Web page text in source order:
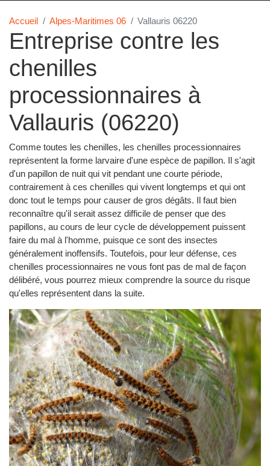
Accueil Alpes-Maritimes 06 Vallauris 06220
Entreprise contre les
chenilles
processionnaires à
Vallauris (06220)
Comme toutes les chenilles, les chenilles processionnaires
représentent la forme larvaire d'une espèce de papillon. Il s'agit
d'un papillon de nuit qui vit pendant une courte période,
contrairement à ces chenilles qui vivent longtemps et qui ont
donc tout le temps pour causer de gros dégâts. Il faut bien
reconnaître qu'il serait assez difficile de penser que des
papillons, au cours de leur cycle de développement puissent
faire du mal à l'homme, puisque ce sont des insectes
généralement inoffensifs. Toutefois, pour leur défense, ces
chenilles processionnaires ne vous font pas de mal de façon
délibéré, vous pourrez mieux comprendre la source du risque
qu'elles représentent dans la suite.